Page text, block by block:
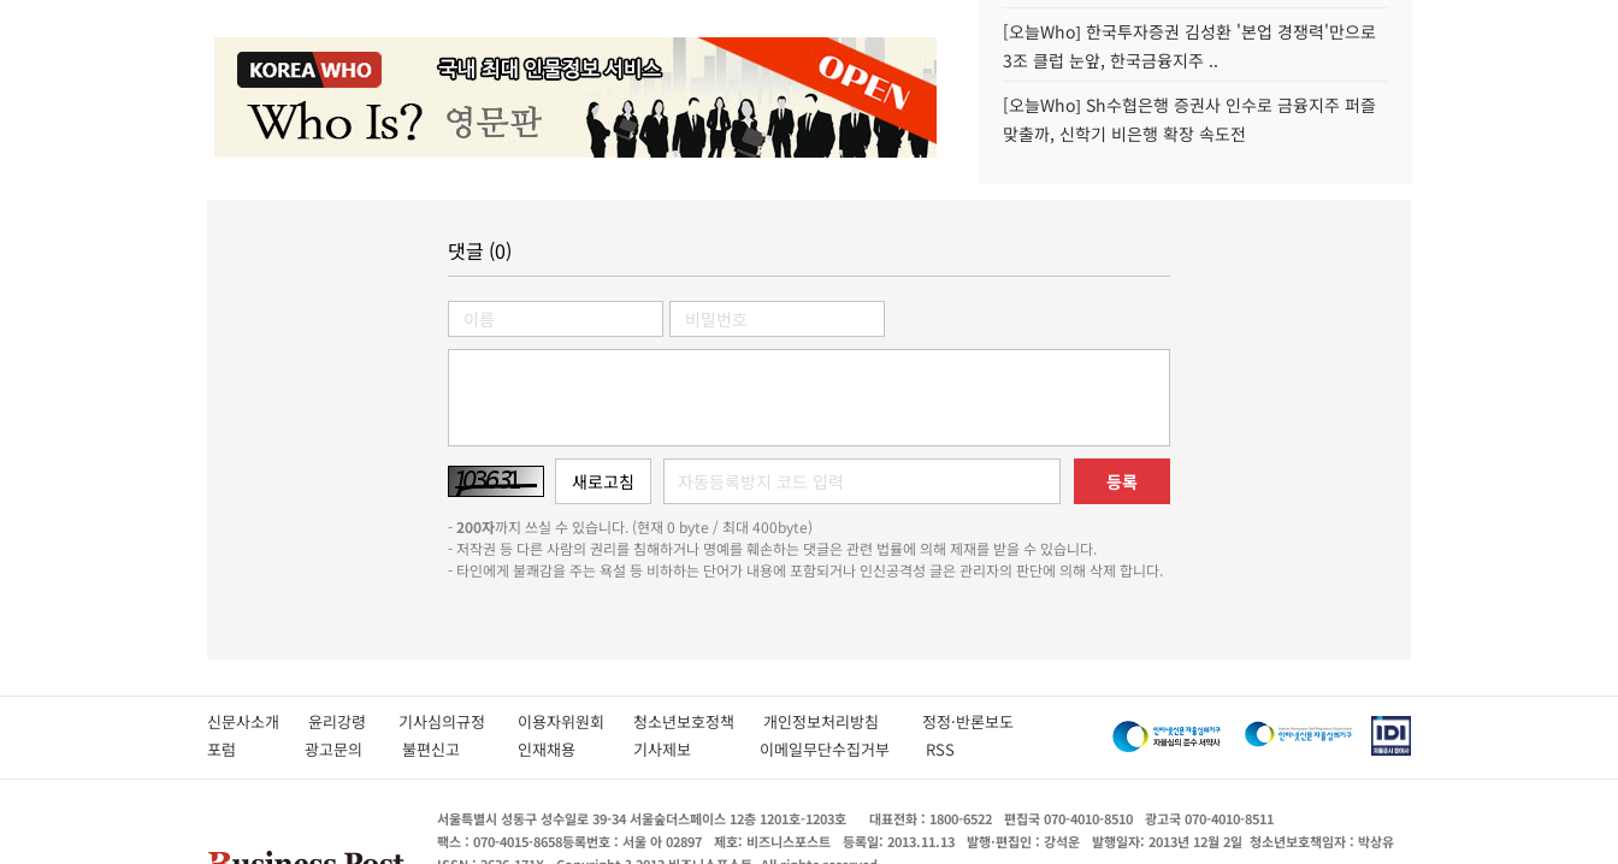
[오늘Who] 한국투자증권 김성환 '본업 경쟁력'만으로
3조 클럽 눈앞, 한국금융지주 ..
[오늘Who] Sh수협은행 증권사 인수로 금융지주 퍼즐
맞출까, 신학기 비은행 확장 속도전
댓글 (0)
등록
-200자까지 쓰실 수 있습니다. (현재 0 byte / 최대 400byte)
- 저작권 등 다른 사람의 권리를 침해하거나 명예를 훼손하는 댓글은 관련 법률에 의해 제재를 받을 수 있습니다.
- 타인에게 불쾌감을 주는 욕설 등 비하하는 단어가 내용에 포함되거나 인신공격성 글은 관리자의 판단에 의해 삭제 합니다.
신문사소개 윤리강령 기사심의규정 이용자위원회 청소년보호정책 개인정보처리방침 정정·반론보도
포럼
광고문의 불편신고 인재채용 기사제보 이메일무단수집거부 RSS
서울특별시 성동구 성수일로 39-34 서울숲더스페이스 12층 1201호-1203호 대표전화 : 1800-6522 편집국 070-4010-8510
광고국 070-4010-8511
팩스 : 070-4015-8658등록번호 : 서울 아 02897 제호: 비즈니스포스트 등록일: 2013.11.13 발행·편집인 : 강석운 발행일자: 2013년 12월 2일 청소년보호책임자 : 박상유